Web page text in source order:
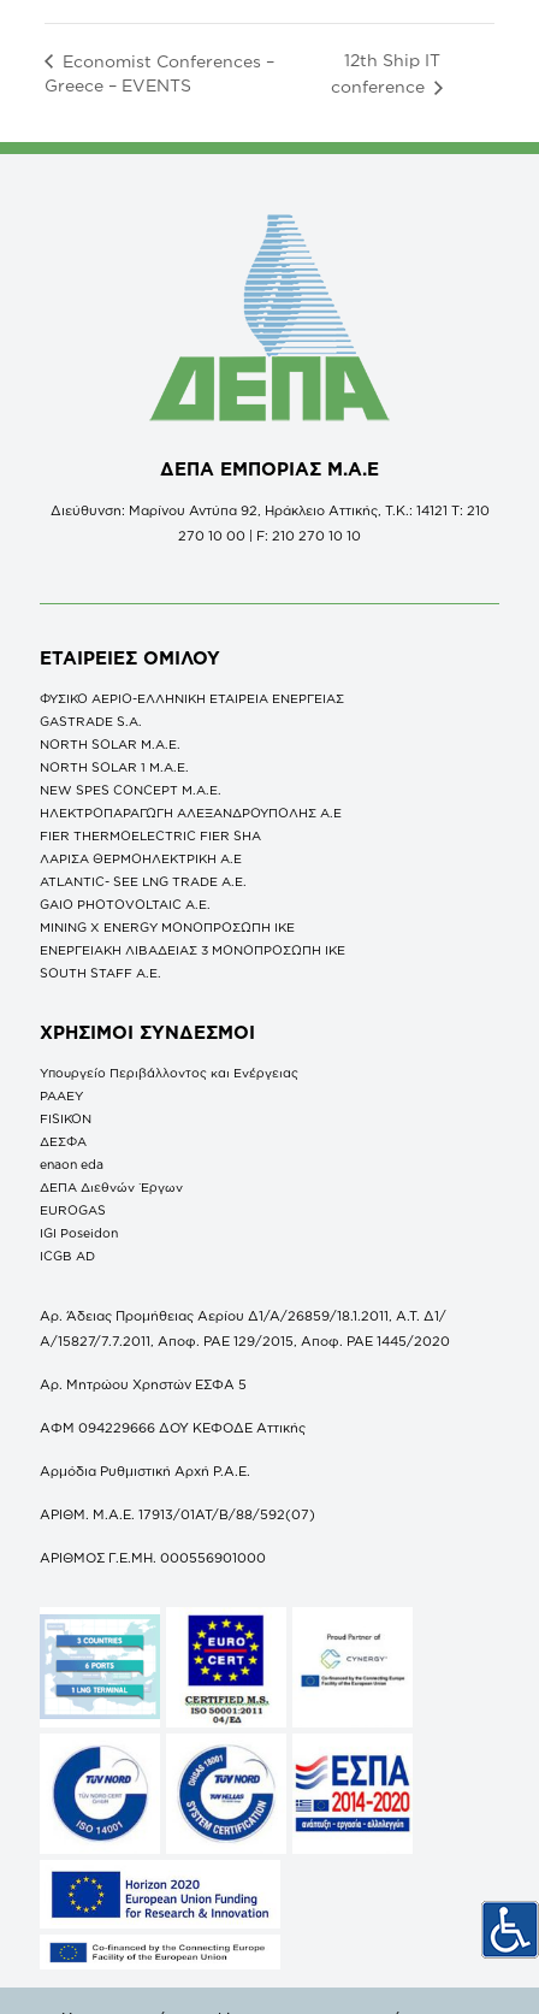
Economist Conferences –
Greece – EVENTS
12th Ship IT
conference
ΔΕΠΑ ΕΜΠΟΡΙΑΣ Μ.Α.Ε
Διεύθυνση: Μαρίνου Αντύπα 92, Ηράκλειο Αττικής, Τ.Κ.: 14121 Τ: 210
270 10 00 | F: 210 270 10 10
ΕΤΑΙΡΕΙΕΣ ΟΜΙΛΟΥ
ΦΥΣΙΚΟ ΑΕΡΙΟ-ΕΛΛΗΝΙΚΗ ΕΤΑΙΡΕΙΑ ΕΝΕΡΓΕΙΑΣ
GASTRADE S.A.
NORTH SOLAR M.Α.Ε.
NORTH SOLAR 1 M.Α.Ε.
NEW SPES CONCEPT Μ.Α.Ε.
ΗΛΕΚΤΡΟΠΑΡΑΓΩΓΗ ΑΛΕΞΑΝΔΡΟΥΠΟΛΗΣ A.E
FIER THERMOELECTRIC FIER SHA
ΛΑΡΙΣΑ ΘΕΡΜΟΗΛΕΚΤΡΙΚΗ A.E
ATLANTIC- SEE LNG TRADE A.E.
GAIO PHOTOVOLTAIC Α.Ε.
MINING X ENERGY ΜΟΝΟΠΡΟΣΩΠΗ ΙΚΕ
ΕΝΕΡΓΕΙΑΚΗ ΛΙΒΑΔΕΙΑΣ 3 ΜΟΝΟΠΡΟΣΩΠΗ ΙΚΕ
SOUTH STAFF Α.Ε.
ΧΡΗΣΙΜΟΙ ΣΥΝΔΕΣΜΟΙ
Υπουργείο Περιβάλλοντος και Ενέργειας
ΡΑΑΕΥ
FISIKON
ΔΕΣΦΑ
enaon eda
ΔΕΠΑ Διεθνών Έργων
EUROGAS
IGI Poseidon
ICGB AD
Αρ. Άδειας Προμήθειας Αερίου Δ1/Α/26859/18.1.2011, Α.Τ. Δ1/
Α/15827/7.7.2011, Αποφ. ΡΑΕ 129/2015, Αποφ. ΡΑΕ 1445/2020
Αρ. Μητρώου Χρηστών ΕΣΦΑ 5
ΑΦΜ 094229666 ΔΟΥ ΚΕΦΟΔΕ Αττικής
Αρμόδια Ρυθμιστική Αρχή Ρ.Α.Ε.
ΑΡΙΘΜ. Μ.Α.Ε. 17913/01ΑΤ/Β/88/592(07)
ΑΡΙΘΜΟΣ Γ.Ε.ΜΗ. 000556901000